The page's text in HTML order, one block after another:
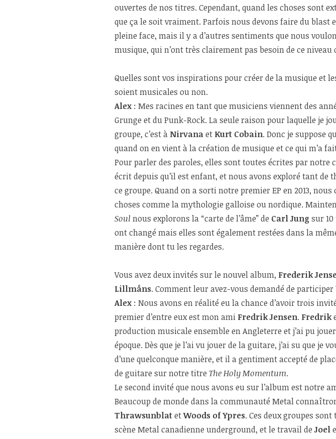
ouvertes de nos titres. Cependant, quand les choses sont
que ça le soit vraiment. Parfois nous devons faire du blast
pleine face, mais il y a d’autres sentiments que nous
musique, qui n’ont très clairement pas besoin de ce niveau
Quelles sont vos inspirations pour créer de la musique et
soient musicales ou non.
Alex : Mes racines en tant que musiciens viennent des
Grunge et du Punk-Rock. La seule raison pour laquelle je
groupe, c’est à Nirvanaet Kurt Cobain. Donc je suppose
quand on en vient à la création de musique et ce qui m’a
Pour parler des paroles, elles sont toutes écrites par notre
écrit depuis qu’il est enfant, et nous avons exploré tant de
ce groupe. Quand on a sorti notre premier EP en 2013,
choses comme la mythologie galloise ou nordique.
Soul nous explorons la “carte de l’âme” de Carl Jung sur
ont changé mais elles sont également restées dans la
manière dont tu les regardes.
Vous avez deux invités sur le nouvel album, Frederik
Lillmåns. Comment leur avez-vous demandé de participer
Alex : Nous avons en réalité eu la chance d’avoir trois
premier d’entre eux est mon ami Fredrik Jensen. Fredrik
production musicale ensemble en Angleterre et j’ai pu
époque. Dès que je l’ai vu jouer de la guitare, j’ai su que je
d’une quelconque manière, et il a gentiment accepté de
de guitare sur notre titre The Holy Momentum.
Le second invité que nous avons eu sur l’album est notre
Beaucoup de monde dans la communauté Metal
ThrawsunblatetWoods of Ypres. Ces deux groupes
scène Metal canadienne underground, et le travail deJoel